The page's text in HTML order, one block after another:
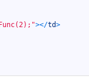
></td>